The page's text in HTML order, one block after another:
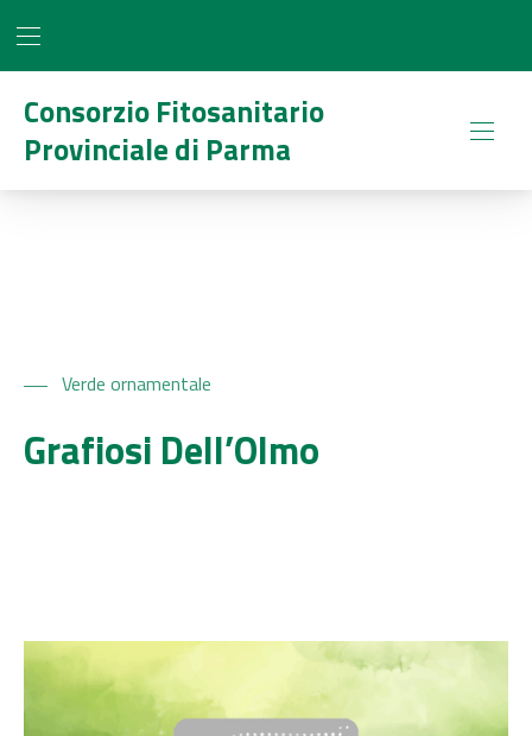
BAR NAVIGATION
Consorzio Fitosanitario
Provinciale di Parma
Verde ornamentale
Grafiosi Dell’Olmo